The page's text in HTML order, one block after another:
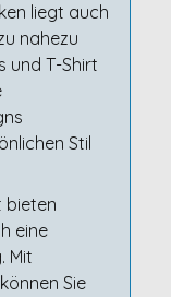
liegt auch
nahezu
und T-Shirt
Stil
bieten
eine
Mit
Sie